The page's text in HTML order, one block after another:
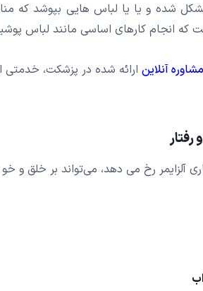
مشکل شده و یا یا لباس هایی بپوشد که
که انجام کارهای اساسی مانند لباس
آنلاین ارائه شده در پزشکت، خدمتی
آلزایمر رخ می دهد، می‌تواند بر خلق و